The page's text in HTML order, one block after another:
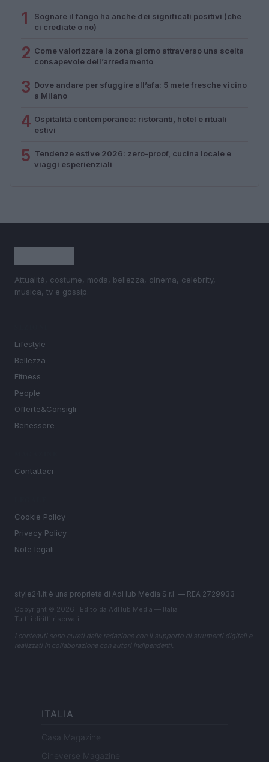
1
Sognare il fango ha anche dei significati positivi (che
ci crediate o no)
2 Come valorizzare la zona giorno attraverso una scelta
consapevole dell’arredamento
3 Dove andare per sfuggire all’afa: 5 mete fresche vicino
a Milano
4 Ospitalità contemporanea: ristoranti, hotel e rituali
estivi
5 Tendenze estive 2026: zero-proof, cucina locale e
viaggi esperienziali
Attualità, costume, moda, bellezza, cinema, celebrity,
musica, tv e gossip.
Lifestyle
Bellezza
Fitness
People
Offerte&Consigli
Benessere
Contattaci
Cookie Policy
Privacy Policy
Note legali
style24.it è una proprietà di AdHub Media S.r.l. — REA 2729933
Copyright © 2026 · Edito da AdHub Media — Italia
Tutti i diritti riservati
I contenuti sono curati dalla redazione con il supporto di strumenti digitali e
realizzati in collaborazione con autori indipendenti.
ITALIA
Casa Magazine
Cineverse Magazine